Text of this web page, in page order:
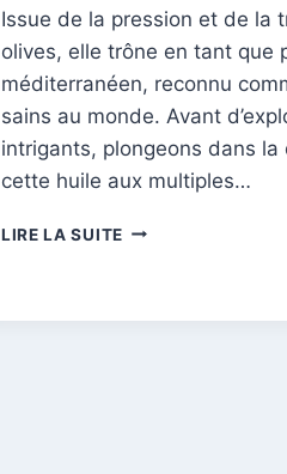
Issue de la pression et de la
olives, elle trône en tant que
méditerranéen, reconnu
sains au monde. Avant
intrigants, plongeons dans la
cette huile aux multiples…
LIRE LA SUITEL’HUILE